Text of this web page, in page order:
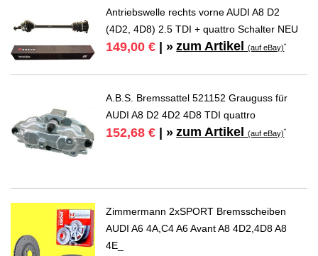
Antriebswelle rechts vorne AUDI A8 D2
(4D2, 4D8) 2.5 TDI + quattro Schalter NEU
149,00 € | » zum Artikel(auf eBay)*
A.B.S. Bremssattel 521152 Grauguss für
AUDI A8 D2 4D2 4D8 TDI quattro
152,68 € | » zum Artikel(auf eBay)*
Zimmermann 2xSPORT Bremsscheiben
AUDI A6 4A,C4 A6 Avant A8 4D2,4D8 A8
4E_